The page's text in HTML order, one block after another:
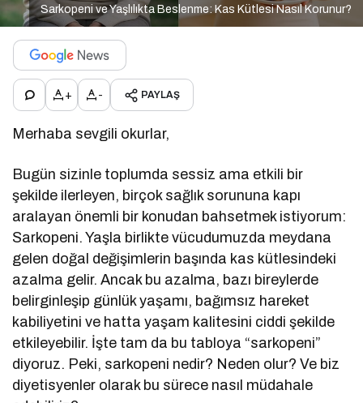
Sarkopeni ve Yaşlılıkta Beslenme: Kas Kütlesi Nasıl Korunur?
+ - PAYLAŞ
Merhaba sevgili okurlar,
Bugün sizinle toplumda sessiz ama etkili bir
şekilde ilerleyen, birçok sağlık sorununa kapı
aralayan önemli bir konudan bahsetmek istiyorum:
Sarkopeni. Yaşla birlikte vücudumuzda meydana
gelen doğal değişimlerin başında kas kütlesindeki
azalma gelir. Ancak bu azalma, bazı bireylerde
belirginleşip günlük yaşamı, bağımsız hareket
kabiliyetini ve hatta yaşam kalitesini ciddi şekilde
etkileyebilir. İşte tam da bu tabloya “sarkopeni”
diyoruz. Peki, sarkopeni nedir? Neden olur? Ve biz
diyetisyenler olarak bu sürece nasıl müdahale